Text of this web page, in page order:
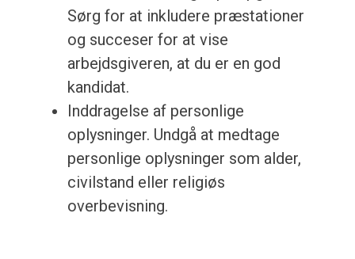
Sørg for at inkludere præstationer
og succeser for at vise
arbejdsgiveren, at du er en god
kandidat.
Inddragelse af personlige
oplysninger. Undgå at medtage
personlige oplysninger som alder,
civilstand eller religiøs
overbevisning.